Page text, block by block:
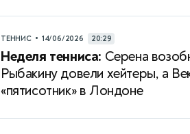
ТЕННИС • 14/06/2026 20:29
Неделя тенниса: Серена
Рыбакину довели хейтеры, а
«пятисотник» в Лондоне